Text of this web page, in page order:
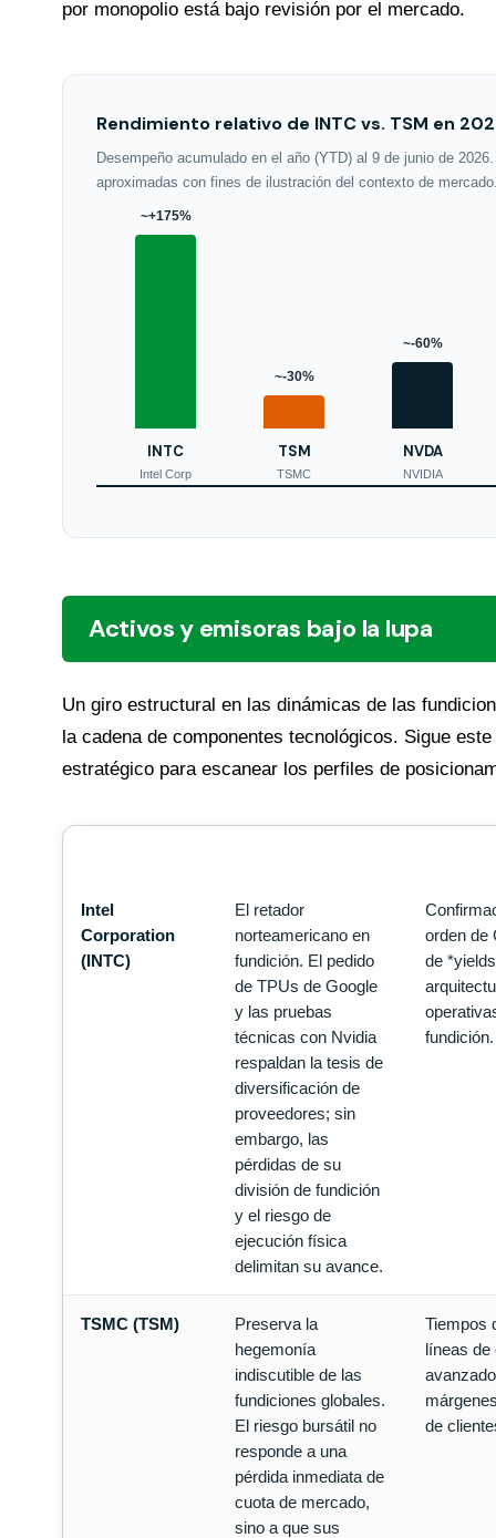
por monopolio está bajo revisión por el mercado.
Rendimiento relativo de INTC vs. TSM en
Desempeño acumulado en el año (YTD) al 9 de junio de
aproximadas con fines de ilustración del contexto de
~+175%
INTC
Intel Corp
~-30%
TSM
TSMC
~-60%
NVDA
NVIDIA
Activos y emisoras bajo la lupa
Un giro estructural en las dinámicas de las
la cadena de componentes tecnológicos. Sigue
estratégico para escanear los perfiles de
Intel
Corporation
(INTC)
El retador
norteamericano en
fundición. El pedido
de TPUs de Google
y las pruebas
técnicas con Nvidia
respaldan la tesis de
diversificación de
proveedores; sin
embargo, las
pérdidas de su
división de fundición
y el riesgo de
ejecución física
delimitan su avance.
orden de
de
fundición.
TSMC (TSM)
Preserva la
hegemonía
indiscutible de las
fundiciones globales.
El riesgo bursátil no
responde a una
pérdida inmediata de
cuota de mercado,
sino a que sus
Tiempos
líneas de
de